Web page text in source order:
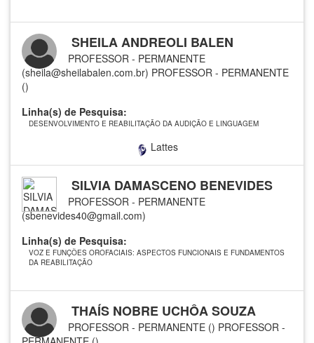
SHEILA ANDREOLI BALEN
PROFESSOR - PERMANENTE
(sheila@sheilabalen.com.br) PROFESSOR - PERMANENTE
()
Linha(s) de Pesquisa:
DESENVOLVIMENTO E REABILITAÇÃO DA AUDIÇÃO E LINGUAGEM
Lattes
SILVIA DAMASCENO BENEVIDES
PROFESSOR - PERMANENTE
(sbenevides40@gmail.com)
Linha(s) de Pesquisa:
VOZ E FUNÇÕES OROFACIAIS: ASPECTOS FUNCIONAIS E FUNDAMENTOS
DA REABILITAÇÃO
THAÍS NOBRE UCHÔA SOUZA
PROFESSOR - PERMANENTE () PROFESSOR -